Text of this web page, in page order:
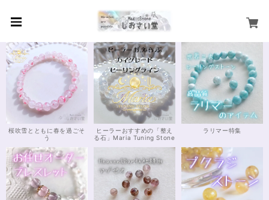
桜吹雪とともに春を過ごそ
う
ヒーラーおすすめの「整え
る石」Maria Tuning Stone
ラリマー特集